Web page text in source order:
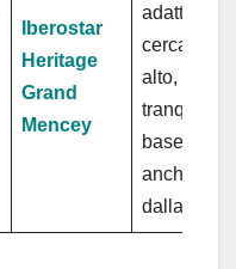
Iberostar
Heritage
Grand
Mencey
adatto a
cerca
alto,
tranquilla
base
anche fuori
dalla